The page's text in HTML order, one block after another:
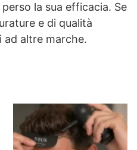
la sua efficacia. Se
e di qualità
ad altre marche.